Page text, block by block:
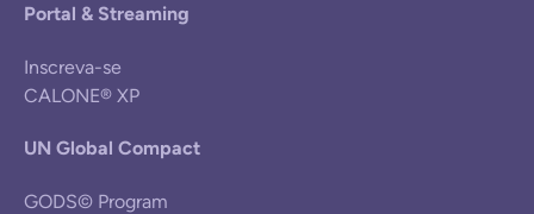
Portal & Streaming
Inscreva-se
CALONE® XP
UN Global Compact
GODS© Program